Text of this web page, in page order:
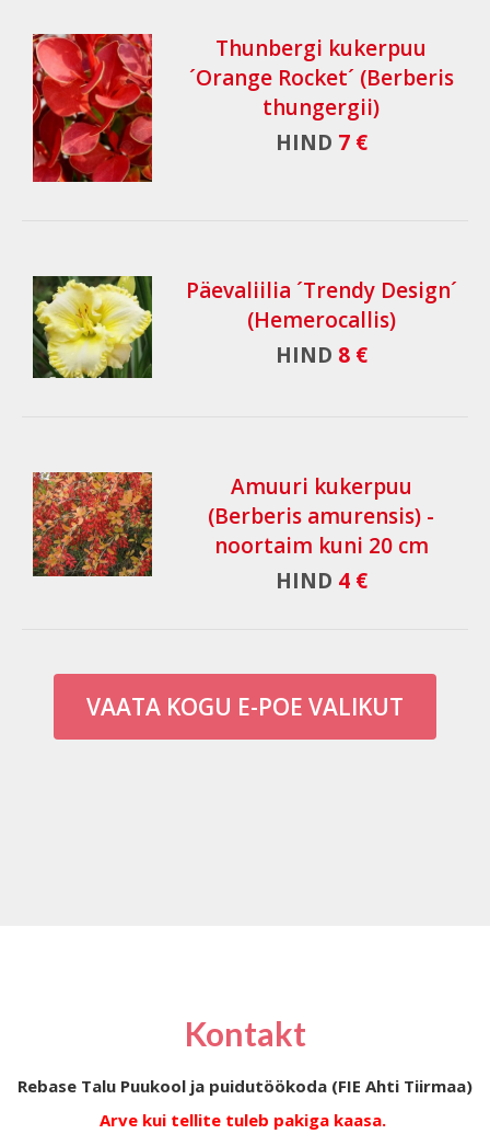
Thunbergi kukerpuu
´Orange Rocket´ (Berberis
thungergii)
HIND 7 €
Päevaliilia ´Trendy Design´
(Hemerocallis)
HIND 8 €
Amuuri kukerpuu
(Berberis amurensis) -
noortaim kuni 20 cm
HIND 4 €
VAATA KOGU E-POE VALIKUT
Kontakt
Rebase Talu Puukool ja puidutöökoda (FIE Ahti Tiirmaa)
Arve kui tellite tuleb pakiga kaasa.